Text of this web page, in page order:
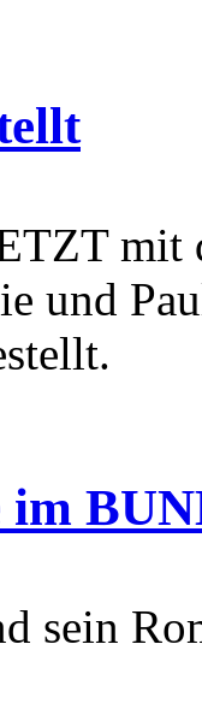
mit
und
im
sein